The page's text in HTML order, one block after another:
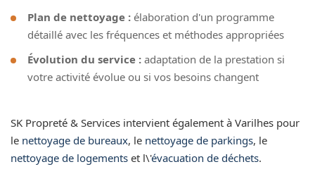
Plan de nettoyage : élaboration d'un programme
détaillé avec les fréquences et méthodes appropriées
Évolution du service : adaptation de la prestation si
votre activité évolue ou si vos besoins changent
SK Propreté & Services intervient également à Varilhes pour
le nettoyage de bureaux, le nettoyage de parkings, le
nettoyage de logements et l\'évacuation de déchets.